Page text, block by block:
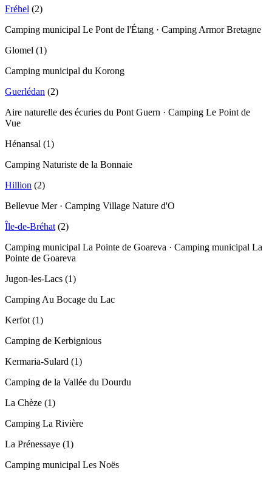
Fréhel (2)
Camping municipal Le Pont de l'Étang · Camping Armor Bretagne
Glomel (1)
Camping municipal du Korong
Guerlédan (2)
Aire naturelle des écuries du Pont Guern · Camping Le Point de
Vue
Hénansal (1)
Camping Naturiste de la Bonnaie
Hillion (2)
Bellevue Mer · Camping Village Nature d'O
Île-de-Bréhat (2)
Camping municipal La Pointe de Goareva · Camping municipal La
Pointe de Goareva
Jugon-les-Lacs (1)
Camping Au Bocage du Lac
Kerfot (1)
Camping de Kerbignious
Kermaria-Sulard (1)
Camping de la Vallée du Dourdu
La Chèze (1)
Camping La Rivière
La Prénessaye (1)
Camping municipal Les Noës